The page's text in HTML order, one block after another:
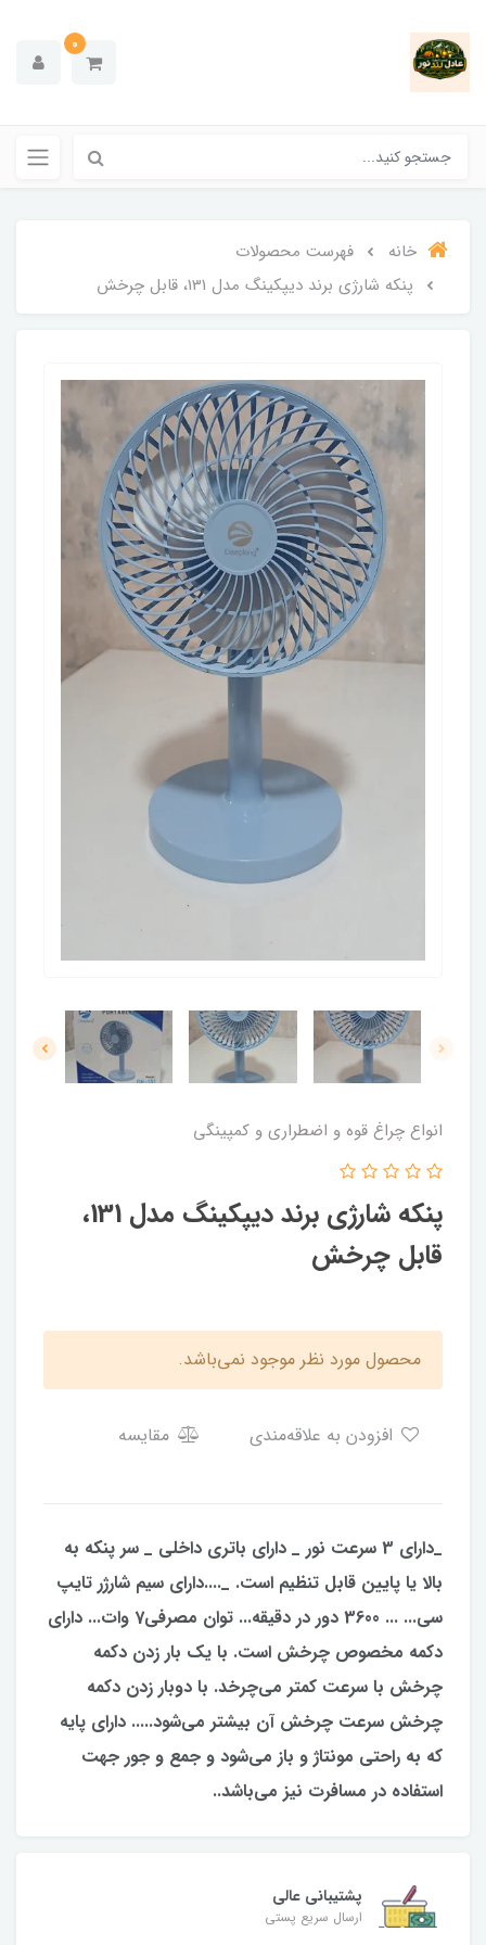
0
خانه
فهرست محصولات
پنکه شارژی برند دیپکینگ مدل 131، قابل چرخش
انواع چراغ قوه و اضطراری و کمپینگی
پنکه شارژی برند دیپکینگ مدل 131،
قابل چرخش
محصول مورد نظر موجود نمی‌باشد.
مقایسه
_دارای 3 سرعت نور _ دارای باتری داخلی _ سر پنکه به
بالا یا پایین قابل تنظیم است. _....دارای سیم شارژر تایپ
سی... ... 3600 دور در دقیقه... توان مصرفی7 وات... دارای
دکمه مخصوص چرخش است. با یک بار زدن دکمه
چرخش با سرعت کمتر می‌چرخد. با دوبار زدن دکمه
چرخش سرعت چرخش آن بیشتر می‌شود..... دارای پایه
که به راحتی مونتاژ و باز می‌شود و جمع و جور جهت
استفاده در مسافرت نیز می‌باشد..
پشتیبانی عالی
ارسال سریع پستی